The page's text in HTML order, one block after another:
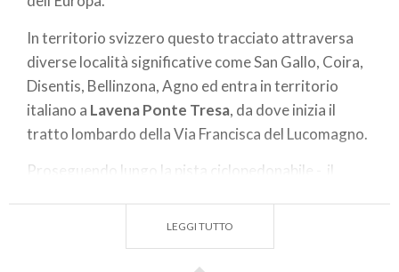
In territorio svizzero questo tracciato attraversa
diverse località significative come San Gallo, Coira,
Disentis, Bellinzona, Agno ed entra in territorio
italiano a Lavena Ponte Tresa, da dove inizia il
tratto lombardo della Via Francisca del Lucomagno.
Proseguendo lungo la pista ciclopedonabile - il
arriverai al
LEGGI TUTTO